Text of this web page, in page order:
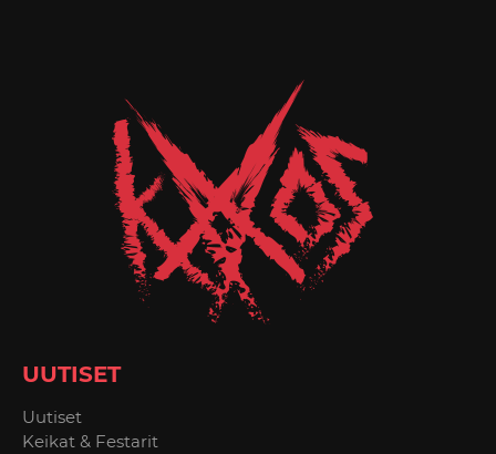
UUTISET
Uutiset
Keikat & Festarit